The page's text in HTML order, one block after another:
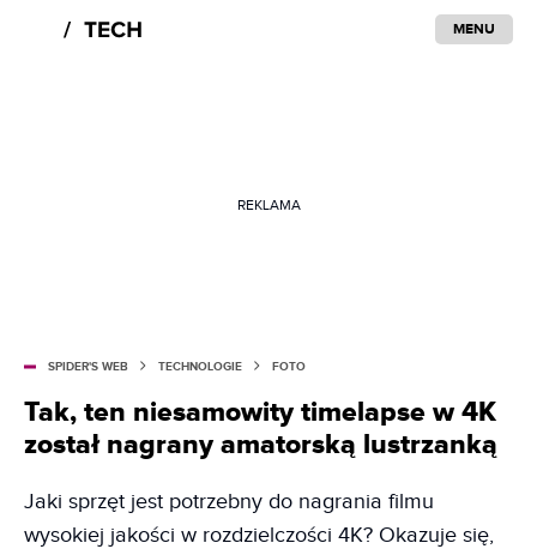
MENU
REKLAMA
SPIDER'S WEB TECHNOLOGIE FOTO
Tak, ten niesamowity timelapse w 4K
został nagrany amatorską lustrzanką
Jaki sprzęt jest potrzebny do nagrania filmu
wysokiej jakości w rozdzielczości 4K? Okazuje się,